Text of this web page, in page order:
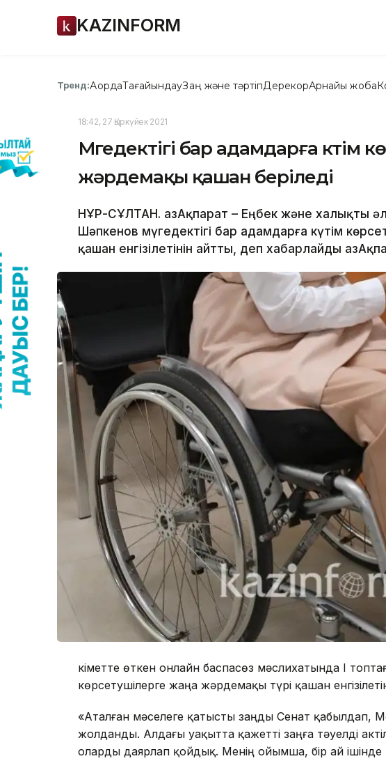
KAZINFORM
Тренд:АқордаТағайындауЗаң және тәртіпДерекқорАрнайы жоба
18:42, 27 Қыркүйек 2021
Мүгедектігі бар адамдарға күтім
жәрдемақы қашан беріледі
НҰР-СҰЛТАН. ҚазАқпарат – Еңбек және халықты
Шәпкенов мүгедектігі бар адамдарға күтім
қашан енгізілетінін айтты, деп хабарлайды
Үкіметте өткен онлайн баспасөз мәслихатында I
көрсетушілерге жаңа жәрдемақы түрі қашан
«Аталған мәселеге қатысты заңды Сенат
жолданды. Алдағы уақытта қажетті заңға тәуелді
оларды даярлап қойдық. Менің ойымша, бір ай